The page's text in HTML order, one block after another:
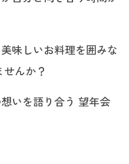
味しいお料理を囲みな
んか？
いを語り合う 望年会